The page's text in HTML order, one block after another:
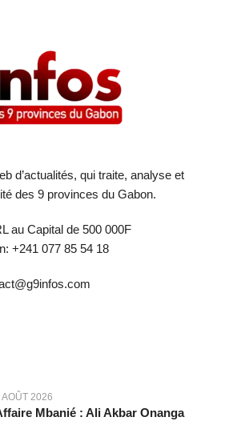
d’actualités, qui traite, analyse et
des 9 provinces du Gabon.
au Capital de 500 000F
+241 077 85 54 18
AOÛT 2026
Mbanié : Ali Akbar Onanga